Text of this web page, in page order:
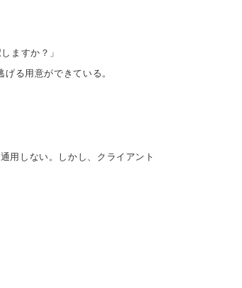
ますか？」
る用意ができている。
用しない。しかし、クライアント